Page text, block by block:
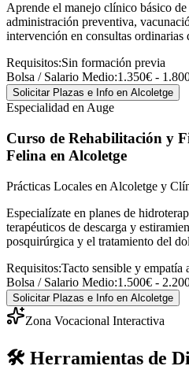
Aprende el manejo clínico básico de
administración preventiva,
intervención en consultas ordinarias
Requisitos:Sin formación previa
Bolsa / Salario Medio:1.350€ -
Solicitar Plazas e Info en Alcoletge
Especialidad en Auge
Curso de Rehabilitación y
Felina en Alcoletge
Prácticas Locales en Alcoletge y
Especialízate en planes de
terapéuticos de descarga y
posquirúrgica y el tratamiento del
Requisitos:Tacto sensible y empatía
Bolsa / Salario Medio:1.500€ -
Solicitar Plazas e Info en Alcoletge
Zona Vocacional Interactiva
🛠️ Herramientas de